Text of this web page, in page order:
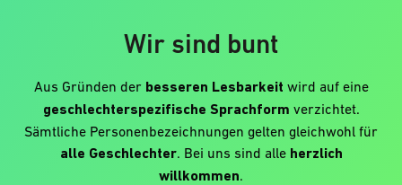
Wir sind bunt
Aus Gründen der besseren Lesbarkeit wird auf eine
geschlechterspezifische Sprachform verzichtet.
Sämtliche Personenbezeichnungen gelten gleichwohl für
alle Geschlechter. Bei uns sind alle herzlich
willkommen.